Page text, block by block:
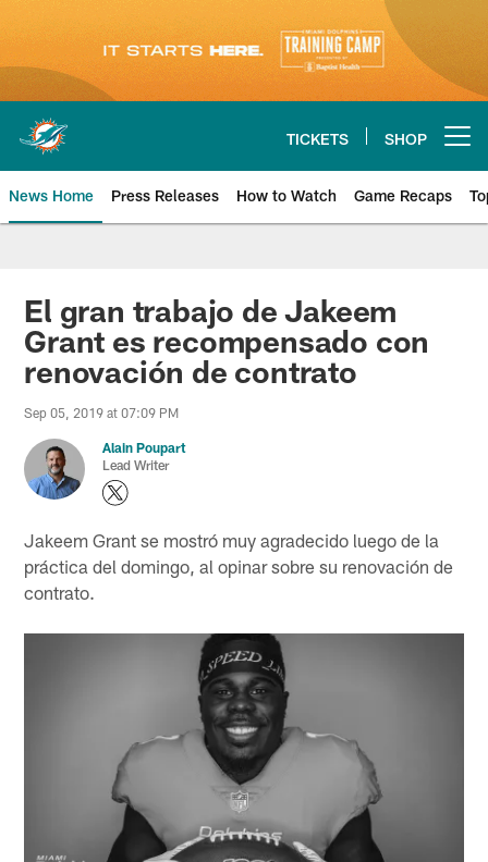
content
TICKETS SHOP
News Home Press Releases How to Watch Game Recaps
Miami Dolphins News
El gran trabajo de Jakeem
Grant es recompensado con
renovación de contrato
Sep 05, 2019 at 07:09 PM
Alain Poupart
Lead Writer
Jakeem Grant se mostró muy agradecido luego de la
práctica del domingo, al opinar sobre su renovación de
contrato.